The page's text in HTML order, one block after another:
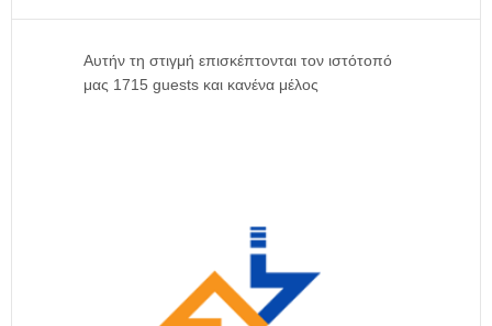
Αυτήν τη στιγμή επισκέπτονται τον ιστότοπό
μας 1715 guests και κανένα μέλος